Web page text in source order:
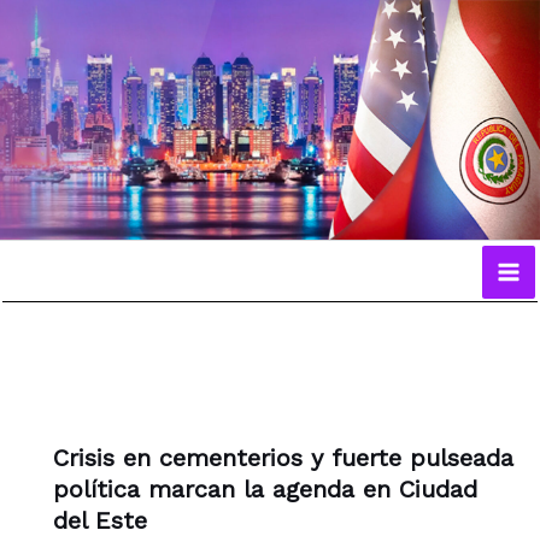
contenido
Crisis en cementerios y fuerte pulseada
política marcan la agenda en Ciudad
del Este